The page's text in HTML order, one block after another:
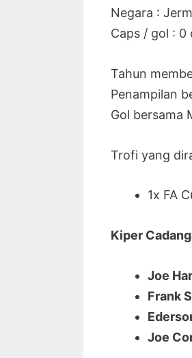
Negara :
Caps / gol : 0
Tahun
Penampilan
Gol bersama
Trofi yang
1x FA
Kiper
Joe
Frank
Joe